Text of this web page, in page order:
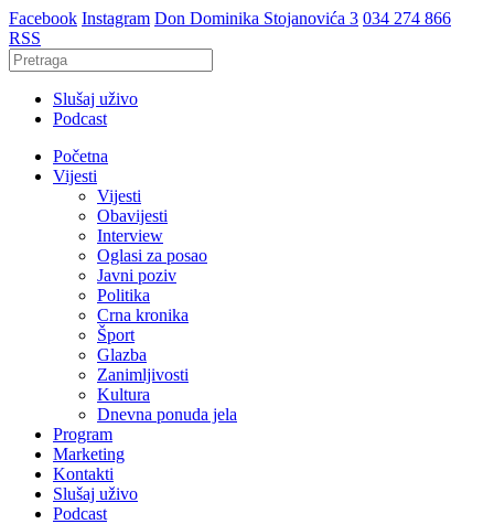
Facebook Instagram Don Dominika Stojanovića 3 034 274 866
RSS
Slušaj uživo
Podcast
Početna
Vijesti
Vijesti
Obavijesti
Interview
Oglasi za posao
Javni poziv
Politika
Crna kronika
Šport
Glazba
Zanimljivosti
Kultura
Dnevna ponuda jela
Program
Marketing
Kontakti
Slušaj uživo
Podcast